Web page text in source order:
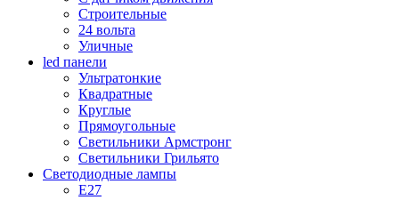
Строительные
24 вольта
Уличные
led панели
Ультратонкие
Квадратные
Круглые
Прямоугольные
Светильники Армстронг
Светильники Грильято
Светодиодные лампы
E27